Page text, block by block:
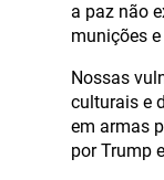
a paz não
munições
Nossas
culturais e
em armas
por Trump